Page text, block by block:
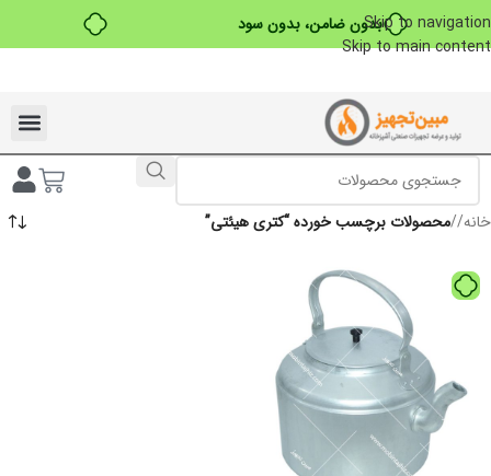
بدون ضامن، بدون سودSkip to navigation
Skip to main contentتخفیفات ویژه به مناسبت ماه محرم
خانه/ محصولات برچسب خورده “کتری هیئتی”